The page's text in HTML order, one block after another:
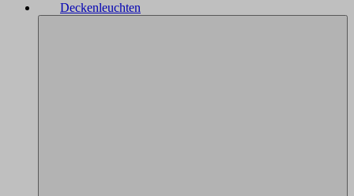
Deckenleuchten